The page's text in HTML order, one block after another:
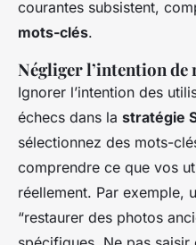
courantes subsistent,
mots-clés.
Négliger l’intention de
Ignorer l’intention des
échecs dans la stratégie
sélectionnez des mots-
comprendre ce que vos
réellement. Par exemple,
“restaurer des photos